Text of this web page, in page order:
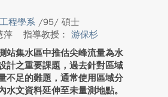
程學系 /95/ 碩士
萍
指導教授： 游保杉
站集水區中推估尖峰流量為水
計之重要課題，過去針對區域
不足的難題，通常使用區域分
水文資料延伸至未量測地點。